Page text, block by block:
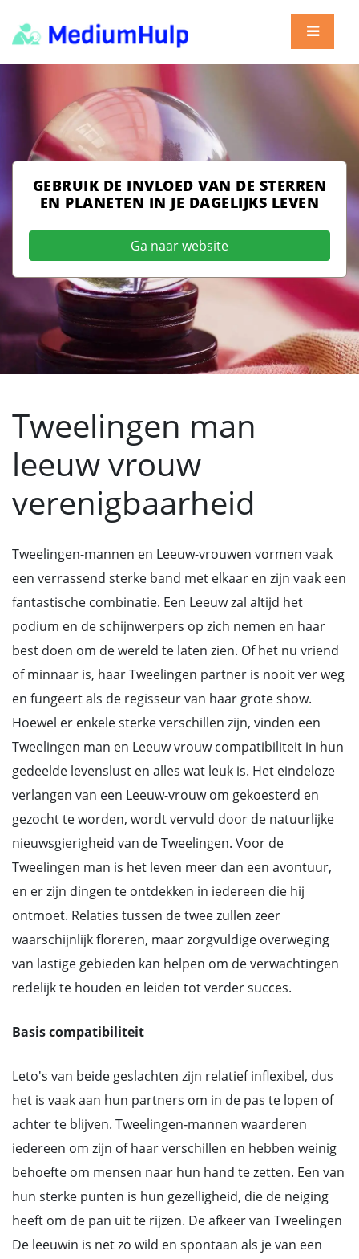
GEBRUIK DE INVLOED VAN DE STERREN
EN PLANETEN IN JE DAGELIJKS LEVEN
Ga naar website
Tweelingen man
leeuw vrouw
verenigbaarheid
Tweelingen-mannen en Leeuw-vrouwen vormen vaak
een verrassend sterke band met elkaar en zijn vaak een
fantastische combinatie. Een Leeuw zal altijd het
podium en de schijnwerpers op zich nemen en haar
best doen om de wereld te laten zien. Of het nu vriend
of minnaar is, haar Tweelingen partner is nooit ver weg
en fungeert als de regisseur van haar grote show.
Hoewel er enkele sterke verschillen zijn, vinden een
Tweelingen man en Leeuw vrouw compatibiliteit in hun
gedeelde levenslust en alles wat leuk is. Het eindeloze
verlangen van een Leeuw-vrouw om gekoesterd en
gezocht te worden, wordt vervuld door de natuurlijke
nieuwsgierigheid van de Tweelingen. Voor de
Tweelingen man is het leven meer dan een avontuur,
en er zijn dingen te ontdekken in iedereen die hij
ontmoet. Relaties tussen de twee zullen zeer
waarschijnlijk floreren, maar zorgvuldige overweging
van lastige gebieden kan helpen om de verwachtingen
redelijk te houden en leiden tot verder succes.
Basis compatibiliteit
Leto's van beide geslachten zijn relatief inflexibel, dus
het is vaak aan hun partners om in de pas te lopen of
achter te blijven. Tweelingen-mannen waarderen
iedereen om zijn of haar verschillen en hebben weinig
behoefte om mensen naar hun hand te zetten. Een van
hun sterke punten is hun gezelligheid, die de neiging
heeft om de pan uit te rijzen. De afkeer van Tweelingen
De leeuwin is net zo wild en spontaan als je van een